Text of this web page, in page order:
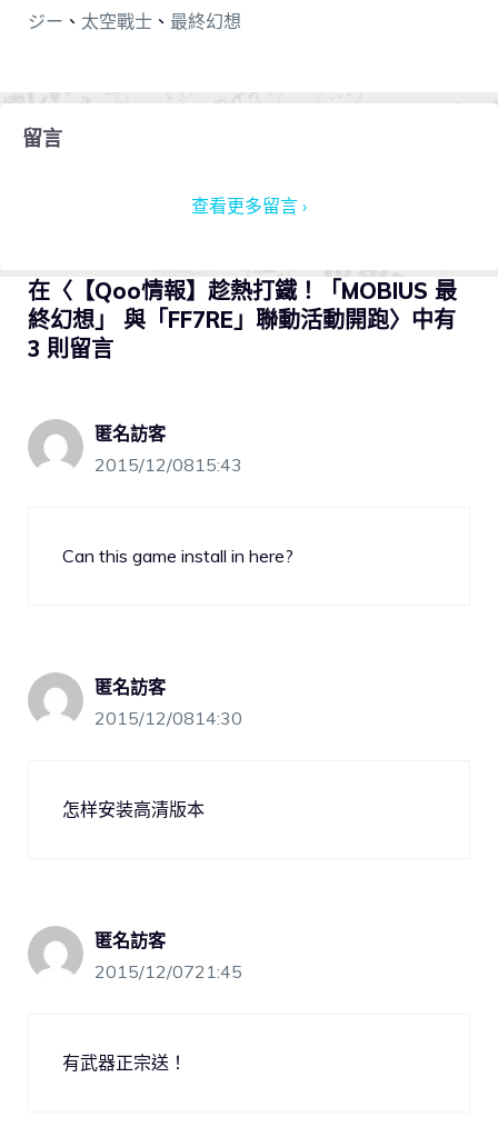
ジー 、 太空戰士 、 最終幻想
留言
查看更多留言 ›
在〈【Qoo情報】趁熱打鐵！「MOBIUS 最
終幻想」 與「FF7RE」聯動活動開跑〉中有
3 則留言
匿名訪客
2015/12/0815:43
Can this game install in here?
匿名訪客
2015/12/0814:30
怎样安装高清版本
匿名訪客
2015/12/0721:45
有武器正宗送！